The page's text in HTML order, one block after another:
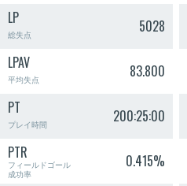
LP
総失点
5028
LPAV
平均失点
83.800
PT
プレイ時間
200:25:00
PTR
フィールドゴール
成功率
0.415%